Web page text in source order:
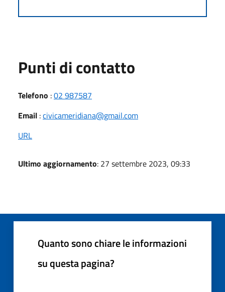
Punti di contatto
Telefono :02 987587
Email :civicameridiana@gmail.com
URL
Ultimo aggiornamento: 27 settembre 2023, 09:33
Quanto sono chiare le informazioni
su questa pagina?